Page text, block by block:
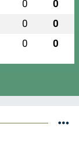
0 0
0 0
0 0